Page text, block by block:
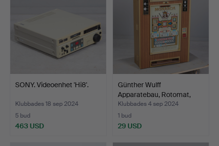
SONY. Videoenhet 'Hi8'.
Klubbades 18 sep 2024
5 bud
463 USD
Günther Wulff
Apparatebau, Rotomat,
modell…
Klubbades 4 sep 2024
1 bud
29 USD